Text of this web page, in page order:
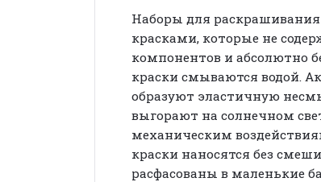
Наборы для
красками, которые не
компонентов и абсолютно
краски смываются водой.
образуют эластичную
выгорают на солнечном
механическим
краски наносятся без
расфасованы в маленькие